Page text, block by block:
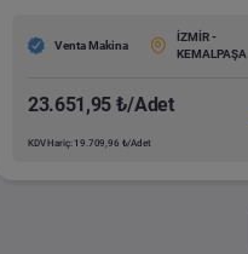
Venta Makina
İZMİR -
KEMALPAŞA
23.651,95 ₺/Adet
KDV Hariç: 19.709,96 ₺/Adet